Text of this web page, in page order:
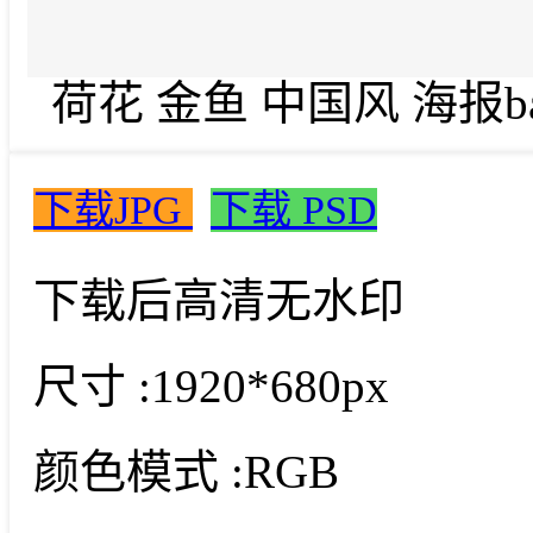
荷花 金鱼 中国风 海报
下载JPG 下载 PSD
下载后高清无水印
尺寸 :1920*680px
颜色模式 :RGB